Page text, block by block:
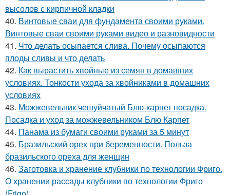
высолов с кирпичной кладки
40. Винтовые сваи для фундамента своими руками.
Винтовые сваи своими руками видео и разновидности
41. Что делать осыпается слива. Почему осыпаются
плоды сливы и что делать
42. Как вырастить хвойные из семян в домашних
условиях. Тонкости ухода за хвойниками в домашних
условиях
43. Можжевельник чешуйчатый Блю-карпет посадка.
Посадка и уход за можжевельником Блю Карпет
44. Панама из бумаги своими руками за 5 минут
45. Бразильский орех при беременности. Польза
бразильского ореха для женщин
46. Заготовка и хранение клубники по технологии Фриго.
О хранении рассады клубники по технологии Фриго